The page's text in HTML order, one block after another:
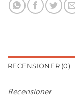
RECENSIONER (0)
Recensioner